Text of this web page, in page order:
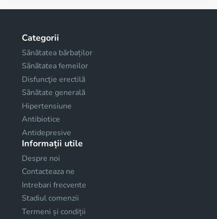
Categorii
Sănătatea bărbaților
Sănătatea femeilor
Disfuncţie erectilă
Sănătate generală
Hipertensiune
Antibiotice
Antidepresive
Informații utile
Despre noi
Contacteaza ne
Intrebari frecvente
Stadiul comenzii
Termeni și condiții